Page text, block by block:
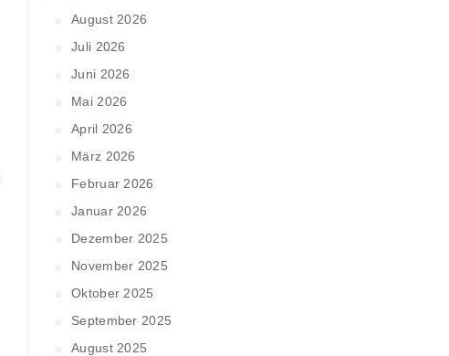
August 2026
Juli 2026
Juni 2026
Mai 2026
April 2026
März 2026
Februar 2026
Januar 2026
Dezember 2025
November 2025
Oktober 2025
September 2025
August 2025